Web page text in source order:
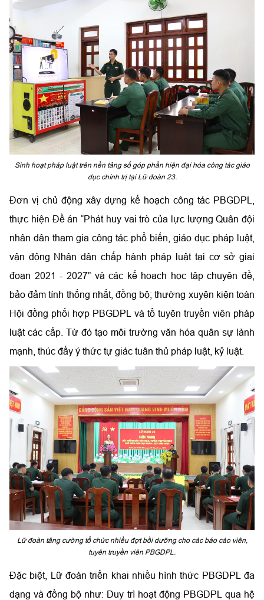
Sinh hoạt pháp luật trên nền tảng số góp phần hiện đại hóa công tác giáo
dục chính trị tại Lữ đoàn 23.
Đơn vị chủ động xây dựng kế hoạch công tác PBGDPL,
thực hiện Đề án “Phát huy vai trò của lực lượng Quân đội
nhân dân tham gia công tác phổ biến, giáo dục pháp luật,
vận động Nhân dân chấp hành pháp luật tại cơ sở giai
đoạn 2021 - 2027” và các kế hoạch học tập chuyên đề,
bảo đảm tính thống nhất, đồng bộ; thường xuyên kiện toàn
Hội đồng phối hợp PBGDPL và tổ tuyên truyền viên pháp
luật các cấp. Từ đó tạo môi trường văn hóa quân sự lành
mạnh, thúc đẩy ý thức tự giác tuân thủ pháp luật, kỷ luật.
Lữ đoàn tăng cường tổ chức nhiều đợt bồi dưỡng cho các báo cáo viên,
tuyên truyền viên PBGDPL.
Đặc biệt, Lữ đoàn triển khai nhiều hình thức PBGDPL đa
dạng và đồng bộ như: Duy trì hoạt động PBGDPL qua hệ